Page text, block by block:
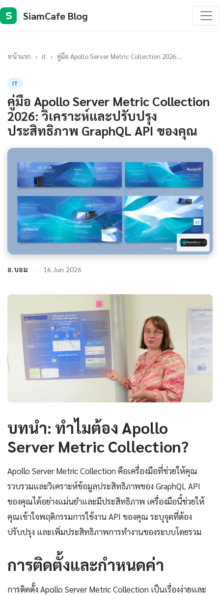
S SiamCafe Blog
หน้าแรก › it › คู่มือ Apollo Server Metric Collection 2026:...
IT
คู่มือ Apollo Server Metric Collection
2026: วิเคราะห์และปรับปรุง
ประสิทธิภาพ GraphQL API ของคุณ
อ.บอม 16 Jun 2026
บทนำ: ทำไมต้อง Apollo
Server Metric Collection?
Apollo Server Metric Collection คือเครื่องมือที่ช่วยให้คุณ
รวบรวมและวิเคราะห์ข้อมูลประสิทธิภาพของ GraphQL API
ของคุณได้อย่างแม่นยำและมีประสิทธิภาพ เครื่องมือนี้ช่วยให้
คุณเข้าใจพฤติกรรมการใช้งาน API ของคุณ ระบุจุดที่ต้อง
ปรับปรุง และเพิ่มประสิทธิภาพการทำงานของระบบโดยรวม
การติดตั้งและกำหนดค่า
การติดตั้ง Apollo Server Metric Collection เป็นเรื่องง่ายและ